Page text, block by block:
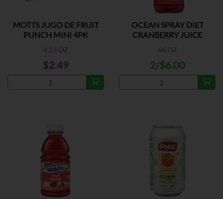
MOTTS JUGO DE FRUIT
PUNCH MINI 4PK
4.23 OZ
$2.49
OCEAN SPRAY DIET
CRANBERRY JUICE
64 OZ
2/$6.00